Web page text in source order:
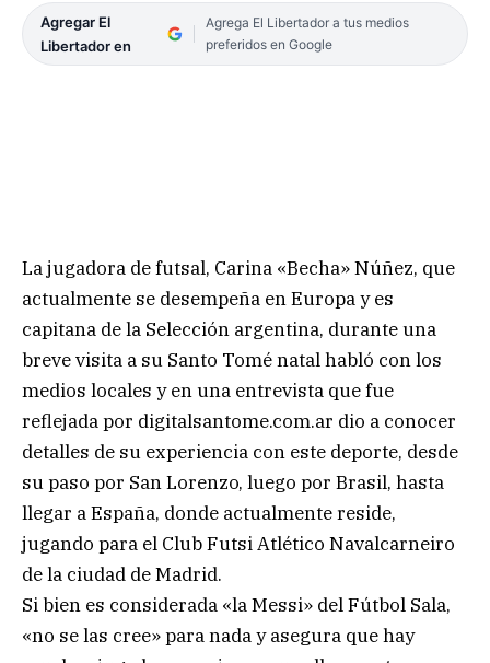
Agregar El
Libertador en
Agrega El Libertador a tus medios
preferidos en Google
La jugadora de futsal, Carina «Becha» Núñez, que
actualmente se desempeña en Europa y es
capitana de la Selección argentina, durante una
breve visita a su Santo Tomé natal habló con los
medios locales y en una entrevista que fue
reflejada por digitalsantome.com.ar dio a conocer
detalles de su experiencia con este deporte, desde
su paso por San Lorenzo, luego por Brasil, hasta
llegar a España, donde actualmente reside,
jugando para el Club Futsi Atlético Navalcarneiro
de la ciudad de Madrid.
Si bien es considerada «la Messi» del Fútbol Sala,
«no se las cree» para nada y asegura que hay